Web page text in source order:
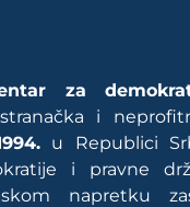
za
i
u Republici
i pravne
napretku